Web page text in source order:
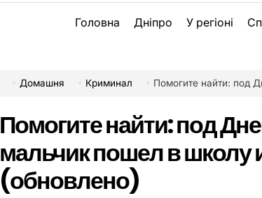
Головна Дніпро У регіоні
Домашня Криминал Помогите найти: под
Помогите найти: под
мальчик пошел в школу
(обновлено)